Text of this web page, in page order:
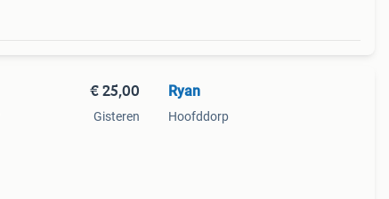
€ 25,00
Gisteren
Ryan
Hoofddorp